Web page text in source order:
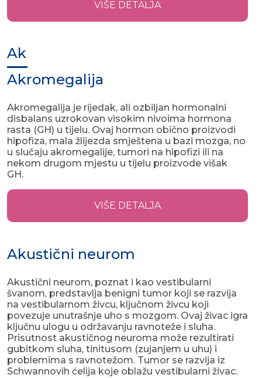
VIŠE DETALJA
Ak
Akromegalija
Akromegalija je rijedak, ali ozbiljan hormonalni
disbalans uzrokovan visokim nivoima hormona
rasta (GH) u tijelu. Ovaj hormon obično proizvodi
hipofiza, mala žlijezda smještena u bazi mozga, no
u slučaju akromegalije, tumori na hipofizi ili na
nekom drugom mjestu u tijelu proizvode višak
GH.
VIŠE DETALJA
Akustični neurom
Akustični neurom, poznat i kao vestibularni
švanom, predstavlja benigni tumor koji se razvija
na vestibularnom živcu, ključnom živcu koji
povezuje unutrašnje uho s mozgom. Ovaj živac igra
ključnu ulogu u održavanju ravnoteže i sluha.
Prisutnost akustičnog neuroma može rezultirati
gubitkom sluha, tinitusom (zujanjem u uhu) i
problemima s ravnotežom. Tumor se razvija iz
Schwannovih ćelija koje oblažu vestibularni živac.